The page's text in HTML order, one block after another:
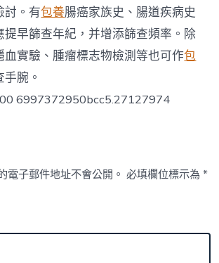
討。有包養腸癌家族史、腸道疾病史
提早篩查年紀，并增添篩查頻率。除
血實驗、腫瘤標志物檢測等也可作包
腕。
6997372950bcc5.27127974
電子郵件地址不會公開。 必填欄位標示為*